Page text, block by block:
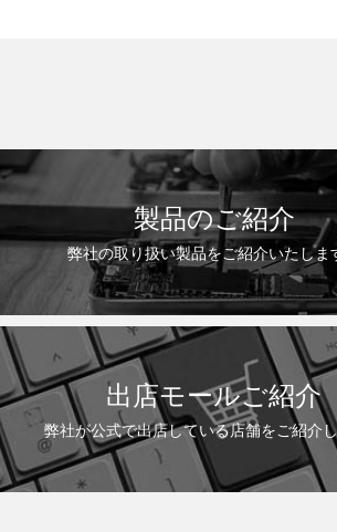
製品のご紹介
弊社の取り扱い製品をご紹介いたしま
出店モールご紹介
弊社が公式で出店している店舗をご紹介